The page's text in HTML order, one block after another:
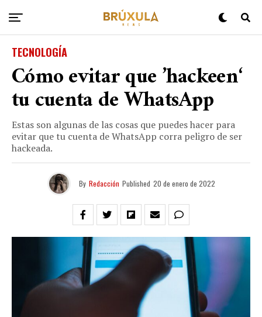
TECNOLOGÍA
Cómo evitar que ’hackeen‘
tu cuenta de WhatsApp
Estas son algunas de las cosas que puedes hacer para
evitar que tu cuenta de WhatsApp corra peligro de ser
hackeada.
By Redacción Published 20 de enero de 2022